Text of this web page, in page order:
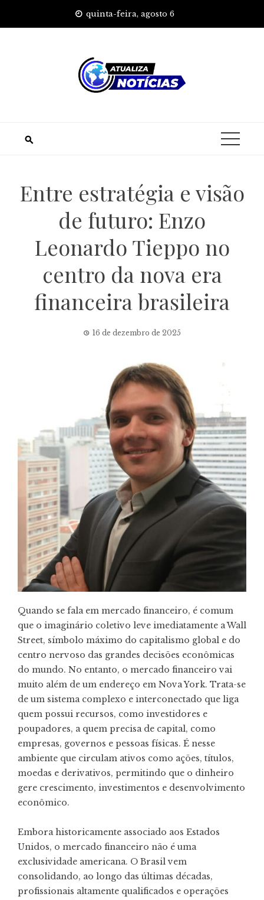
quinta-feira, agosto 6
Entre estratégia e visão
de futuro: Enzo
Leonardo Tieppo no
centro da nova era
financeira brasileira
16 de dezembro de 2025
Quando se fala em mercado financeiro, é comum
que o imaginário coletivo leve imediatamente a Wall
Street, símbolo máximo do capitalismo global e do
centro nervoso das grandes decisões econômicas
do mundo. No entanto, o mercado financeiro vai
muito além de um endereço em Nova York. Trata-se
de um sistema complexo e interconectado que liga
quem possui recursos, como investidores e
poupadores, a quem precisa de capital, como
empresas, governos e pessoas físicas. É nesse
ambiente que circulam ativos como ações, títulos,
moedas e derivativos, permitindo que o dinheiro
gere crescimento, investimentos e desenvolvimento
econômico.
Embora historicamente associado aos Estados
Unidos, o mercado financeiro não é uma
exclusividade americana. O Brasil vem
consolidando, ao longo das últimas décadas,
profissionais altamente qualificados e operações